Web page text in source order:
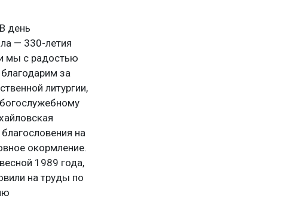
день
— 330-летия
мы с радостью
за
литургии,
на
окормление.
1989 года,
на труды по